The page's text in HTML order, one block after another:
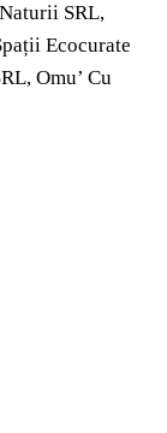
SRL,
Ecocurate
Omu’ Cu